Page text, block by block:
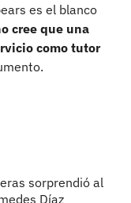
es el blanco
cree que una
como tutor
sorprendió al
Díaz